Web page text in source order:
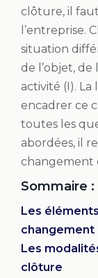
clôture, il
l’entreprise.
situation
de l’objet, de
activité (I).
encadrer ce
toutes les
abordées, il
changement
Sommaire :
Les
Les
clôture